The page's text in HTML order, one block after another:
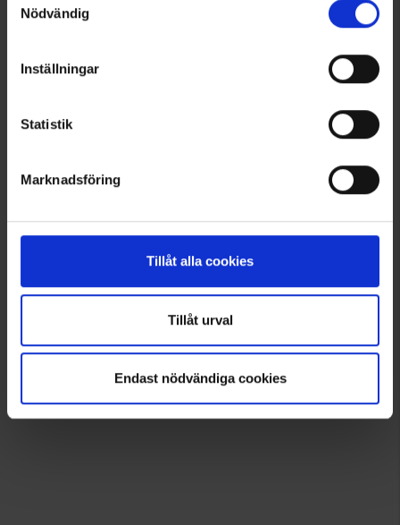
Nödvändig
Inställningar
Statistik
Marknadsföring
Tillåt alla cookies
Tillåt urval
Endast nödvändiga cookies
Naisten Paita Seamless
Kompressiosukat 16-18 mmHg
Muut ostivat myös
Lisää inspiraatiota varten!
Seuraa meitä Instagramissa @engelsons_europe